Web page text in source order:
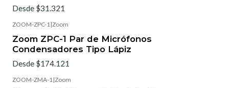
Desde $31.321
ZOOM-ZPC-1|Zoom
Zoom ZPC-1 Par de Micrófonos
Condensadores Tipo Lápiz
Desde $174.121
ZOOM-ZMA-1 |Zoom